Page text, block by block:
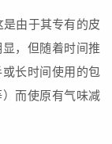
由于其专有的皮
，但随着时间推
长时间使用的包
而使原有气味减